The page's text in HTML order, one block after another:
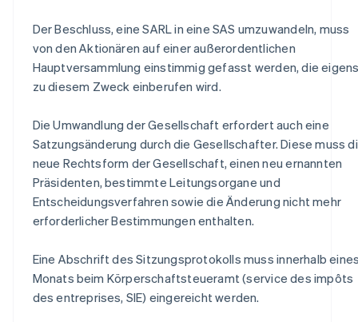
Der Beschluss, eine SARL in eine SAS umzuwandeln, muss
von den Aktionären auf einer außerordentlichen
Hauptversammlung einstimmig gefasst werden, die
zu diesem Zweck einberufen wird.
Die Umwandlung der Gesellschaft erfordert auch eine
Satzungsänderung durch die Gesellschafter. Diese muss
neue Rechtsform der Gesellschaft, einen neu ernannten
Präsidenten, bestimmte Leitungsorgane und
Entscheidungsverfahren sowie die Änderung nicht mehr
erforderlicher Bestimmungen enthalten.
Eine Abschrift des Sitzungsprotokolls muss innerhalb
Monats beim Körperschaftsteueramt (service des impôts
des entreprises, SIE) eingereicht werden.